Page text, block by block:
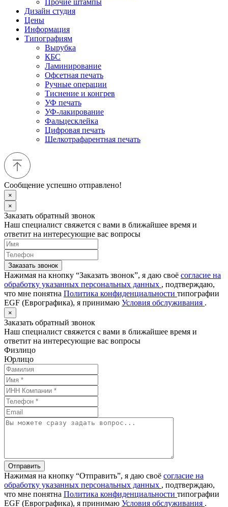
Прочие штампы
Дизайн студия
Цены
Информация
Типографиям
Вырубка
КБС
Ламинирование
Офсетная печать
Ручные операции
Тиснение и конгрев
УФ печать
УФ-лакирование
Фальцесклейка
Цифровая печать
Шелкотрафарентная печать
Сообщение успешно отправлено!
×
×
Заказать обратный звонок
Наш специалист свяжется с вами в ближайшее время и
ответит на интересующие вас вопросы
Заказать звонок
Нажимая на кнопку “Заказать звонок”, я даю своё согласие на
обработку указанных персональных данных , подтверждаю,
что мне понятна Политика конфиденциальности типографии
EGF (Еврографика), я принимаю Условия обслуживания .
×
Заказать обратный звонок
Наш специалист свяжется с вами в ближайшее время и
ответит на интересующие вас вопросы
Физлицо
Юрлицо
Отправить
Нажимая на кнопку “Отправить”, я даю своё согласие на
обработку указанных персональных данных , подтверждаю,
что мне понятна Политика конфиденциальности типографии
EGF (Еврографика), я принимаю Условия обслуживания .